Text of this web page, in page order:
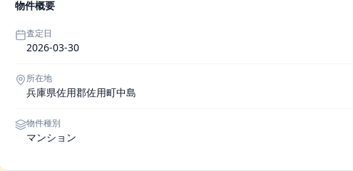
物件概要
査定日
2026-03-30
所在地
兵庫県佐用郡佐用町中島
物件種別
マンション